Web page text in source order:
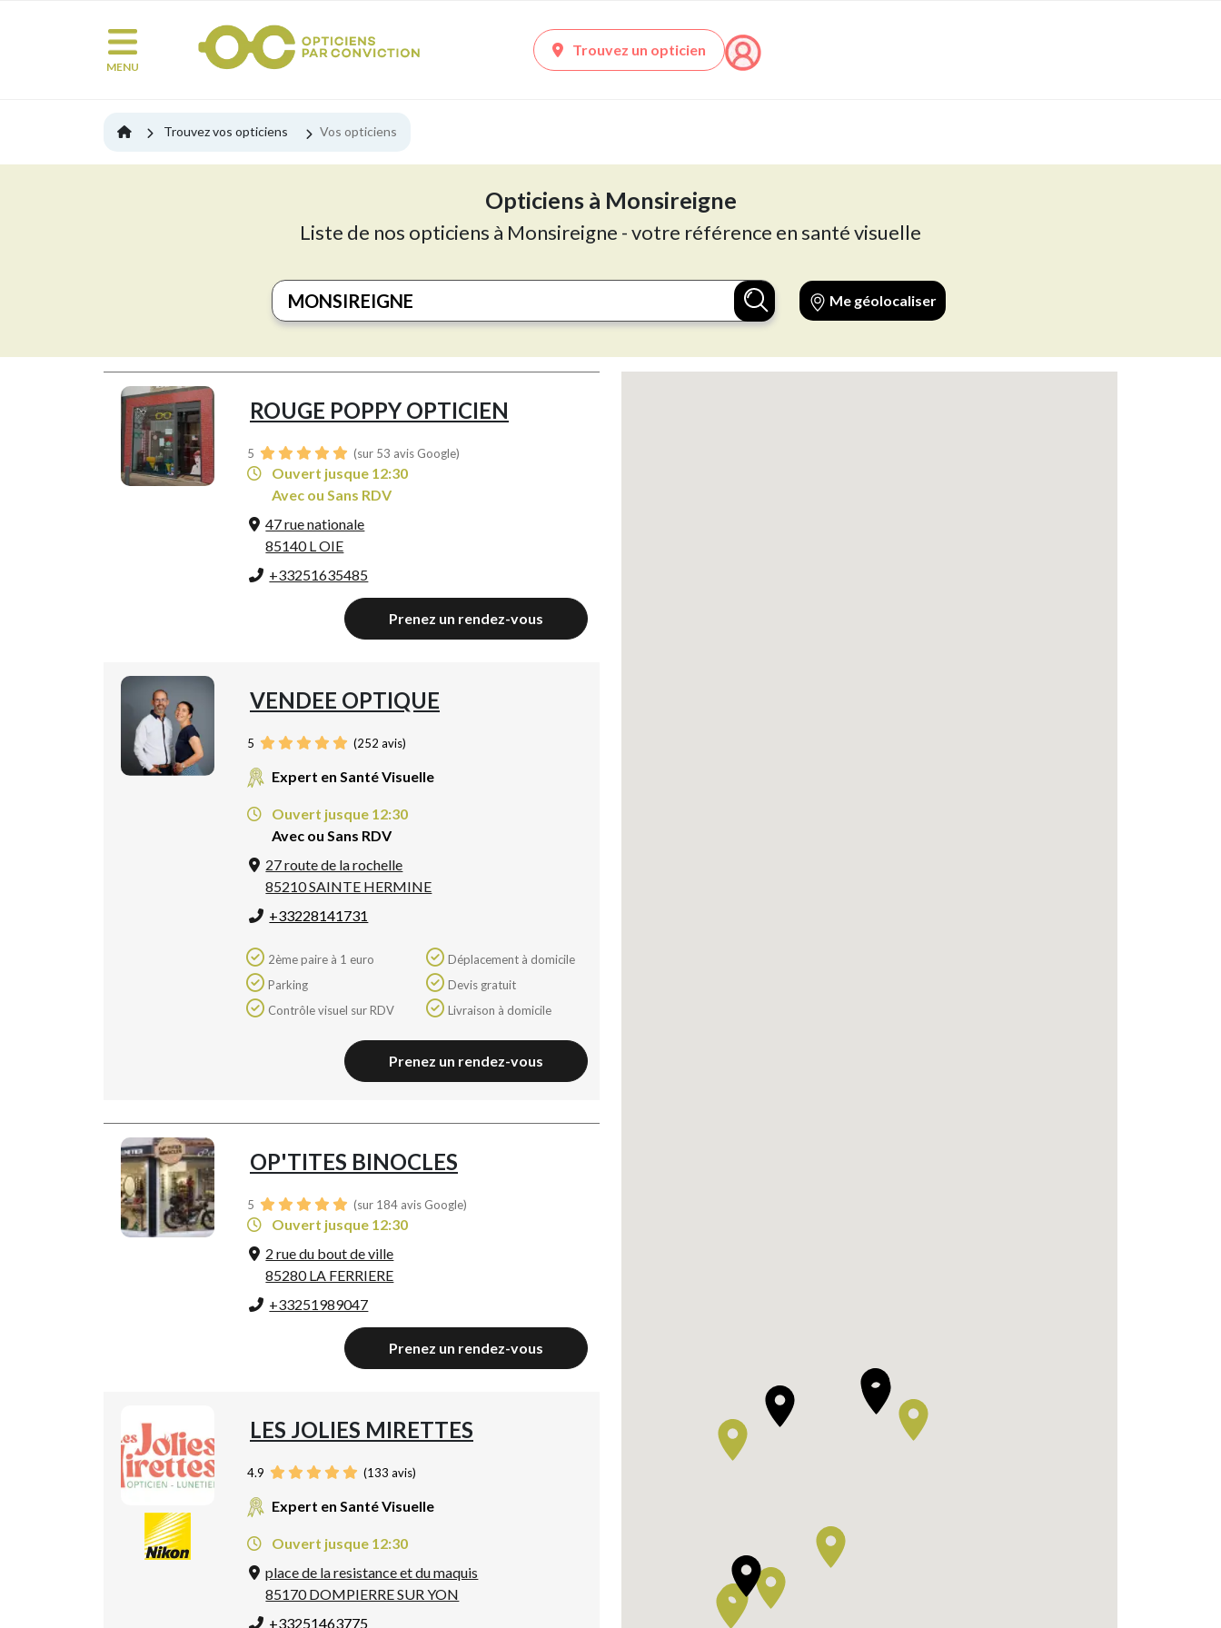
MENU
Trouvez un opticien
Trouvez vos opticiens Vos opticiens
Opticiens à Monsireigne
Liste de nos opticiens à Monsireigne - votre référence en santé visuelle
Me géolocaliser
ROUGE POPPY OPTICIEN
5 (sur 53 avis Google)
Ouvert jusque 12:30
Avec ou Sans RDV
47 rue nationale
85140 L OIE
+33251635485
Prenez un rendez-vous
VENDEE OPTIQUE
5 (252 avis)
Expert en Santé Visuelle
Ouvert jusque 12:30
Avec ou Sans RDV
27 route de la rochelle
85210 SAINTE HERMINE
+33228141731
2ème paire à 1 euro
Parking
Contrôle visuel sur RDV
Déplacement à domicile
Devis gratuit
Livraison à domicile
Prenez un rendez-vous
OP'TITES BINOCLES
5 (sur 184 avis Google)
Ouvert jusque 12:30
2 rue du bout de ville
85280 LA FERRIERE
+33251989047
Prenez un rendez-vous
LES JOLIES MIRETTES
4.9 (133 avis)
Expert en Santé Visuelle
Ouvert jusque 12:30
place de la resistance et du maquis
85170 DOMPIERRE SUR YON
+33251463775